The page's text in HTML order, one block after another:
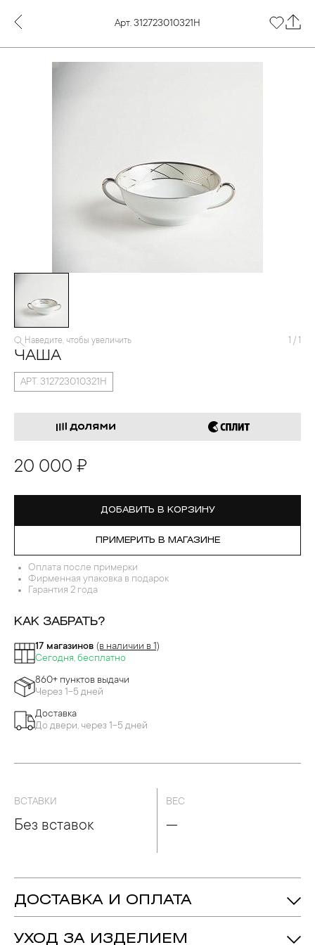
Арт. 312723010321Н
Наведите, чтобы увеличить 1 / 1
ЧАША
АРТ. 312723010321Н
20 000 ₽
ДОБАВИТЬ В КОРЗИНУ
ПРИМЕРИТЬ В МАГАЗИНЕ
Оплата после примерки
Фирменная упаковка в подарок
Гарантия 2 года
КАК ЗАБРАТЬ?
17 магазинов (в наличии в 1)
Сегодня, бесплатно
860+ пунктов выдачи
Через 1-5 дней
Доставка
До двери, через 1-5 дней
ВСТАВКИ
Без вставок
ВЕС
—
ДОСТАВКА И ОПЛАТА
УХОД ЗА ИЗДЕЛИЕМ